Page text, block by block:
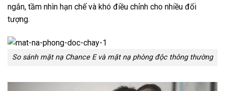
ngắn, tầm nhìn hạn chế và khó điều chỉnh cho nhiều đối
tượng.
So sánh mặt nạ Chance E và mặt nạ phòng độc thông thường